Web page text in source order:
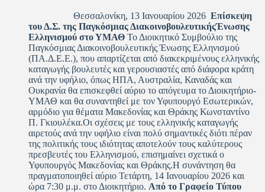
Θεσσαλονίκη, 13 Ιανουαρίου 2026 Επίσκεψη
του Δ.Σ. της Παγκόσμιας ΔιακοινοβουλευτικήςΈνωσης
Ελληνισμού στο ΥΜΑΘ Το Διοικητικό Συμβούλιο της
Παγκόσμιας Διακοινοβουλευτικής Ένωσης Ελληνισμού
(ΠΑ.Δ.Ε.Ε.), που απαρτίζεται από διακεκριμένους ελληνικής
καταγωγής βουλευτές και γερουσιαστές από διάφορα κράτη
ανά την υφήλιο, όπως ΗΠΑ, Αυστραλία, Καναδάς και
Ουκρανία θα επισκεφθεί αύριο το απόγευμα το Διοικητήριο-
ΥΜΑΘ και θα συναντηθεί με τον Υφυπουργό Εσωτερικών,
αρμόδιο για θέματα Μακεδονίας και Θράκης Κωνσταντίνο
Π. Γκιουλέκα.Οι σχέσεις με τους ελληνικής καταγωγής
αιρετούς ανά την υφήλιο είναι πολύ σημαντικές διότι πέραν
της πολιτικής τους ιδιότητας αποτελούν τους καλύτερους
πρεσβευτές του Ελληνισμού, επισημαίνει σχετικά ο
Υφυπουργός Μακεδονίας και Θράκης.Η συνάντηση θα
πραγματοποιηθεί αύριο Τετάρτη, 14 Ιανουαρίου 2026 και
ώρα 7:30 μ.μ. στο Διοικητήριο. Από το Γραφείο Τύπου